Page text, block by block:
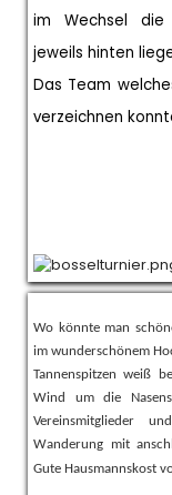
im Wechsel die
jeweils hinten
Das Team
verzeichnen
Wo könnte man
im wunderschönem
Tannenspitzen weiß
Wind um die
Vereinsmitglieder
Wanderung mit
Gute Hausmannskost